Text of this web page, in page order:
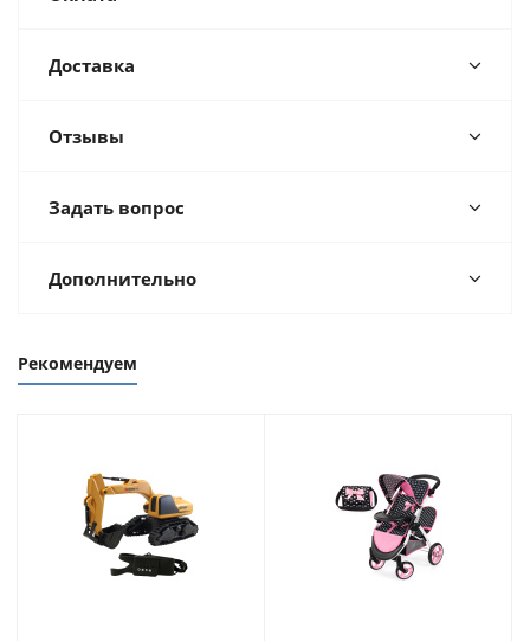
Доставка
Отзывы
Задать вопрос
Дополнительно
Рекомендуем